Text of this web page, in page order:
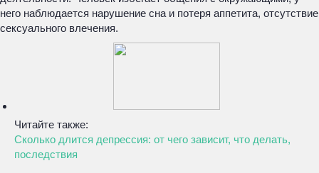
него наблюдается нарушение сна и потеря аппетита, отсутствие
сексуального влечения.
Читайте также:
Сколько длится депрессия: от чего зависит, что делать,
последствия